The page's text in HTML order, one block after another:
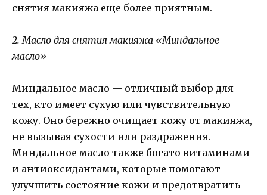
снятия макияжа еще более приятным.
2. Масло для снятия макияжа «Миндальное
масло»
Миндальное масло — отличный выбор для
тех, кто имеет сухую или чувствительную
кожу. Оно бережно очищает кожу от макияжа,
не вызывая сухости или раздражения.
Миндальное масло также богато витаминами
и антиоксидантами, которые помогают
улучшить состояние кожи и предотвратить